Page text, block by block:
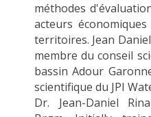
méthodes
acteurs
territoires. Jean
membre du conseil
bassin Adour
scientifique du JPI
Dr. Jean-Daniel